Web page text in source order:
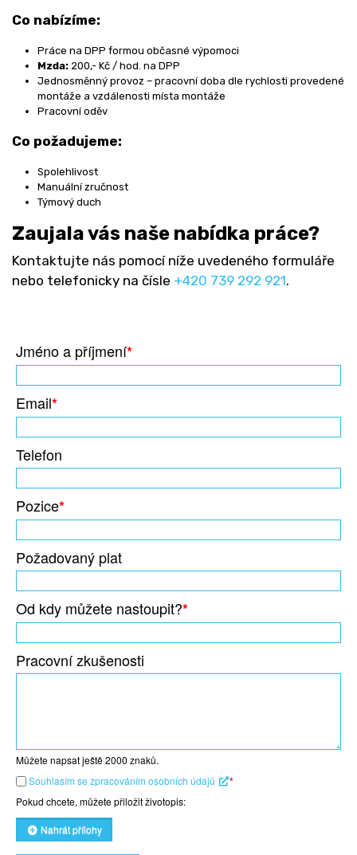
Co nabízíme:
Práce na DPP formou občasné výpomoci
Mzda: 200,- Kč / hod. na DPP
Jednosměnný provoz – pracovní doba dle rychlosti provedené
montáže a vzdálenosti místa montáže
Pracovní oděv
Co požadujeme:
Spolehlivost
Manuální zručnost
Týmový duch
Zaujala vás naše nabídka práce?
Kontaktujte nás pomocí níže uvedeného formuláře
nebo telefonicky na čísle +420 739 292 921‬.
Jméno a příjmení*
Email*
Telefon
Pozice*
Požadovaný plat
Od kdy můžete nastoupit?*
Pracovní zkušenosti
Můžete napsat ještě2000 znaků.
Souhlasím se zpracováním osobních údajů
*
Pokud chcete, můžete přiložit životopis:
Nahrát přílohy